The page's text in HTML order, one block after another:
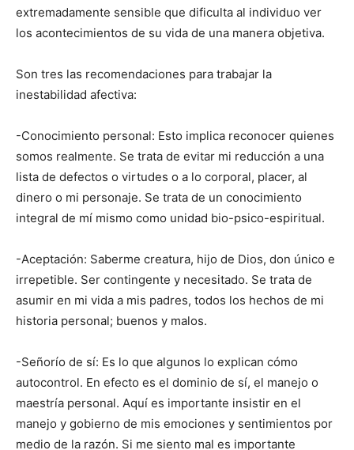
extremadamente sensible que dificulta al individuo ver
los acontecimientos de su vida de una manera objetiva.
Son tres las recomendaciones para trabajar la
inestabilidad afectiva:
-Conocimiento personal: Esto implica reconocer quienes
somos realmente. Se trata de evitar mi reducción a una
lista de defectos o virtudes o a lo corporal, placer, al
dinero o mi personaje. Se trata de un conocimiento
integral de mí mismo como unidad bio-psico-espiritual.
-Aceptación: Saberme creatura, hijo de Dios, don único e
irrepetible. Ser contingente y necesitado. Se trata de
asumir en mi vida a mis padres, todos los hechos de mi
historia personal; buenos y malos.
-Señorío de sí: Es lo que algunos lo explican cómo
autocontrol. En efecto es el dominio de sí, el manejo o
maestría personal. Aquí es importante insistir en el
manejo y gobierno de mis emociones y sentimientos por
medio de la razón. Si me siento mal es importante